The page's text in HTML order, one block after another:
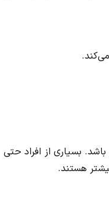
بسیاری از افراد حتی
هستند.